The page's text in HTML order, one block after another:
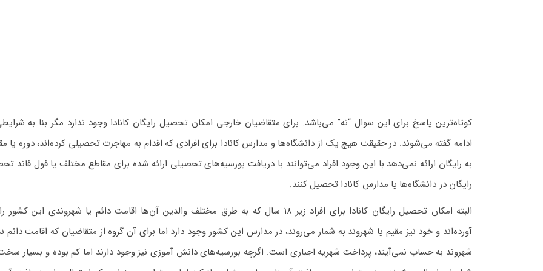
کوتاه‌ترین پاسخ برای این سوال “نه” می‌باشد. برای متقاضیان خارجی امکان تحصیل رایگان کانادا وجود ندارد مگر بنا به
ادامه گفته می‌شوند. در حقیقت هیچ یک از دانشگاه‌ها و مدارس کانادا برای افرادی که اقدام به مهاجرت تحصیلی کرده‌اند، دوره‌ یا
به رایگان ارائه نمی‌دهد با این وجود افراد می‌توانند با دریافت بورسیه‌های تحصیلی ارائه شده برای مقاطع مختلف یا فول فاند
رایگان در دانشگاه‌ها یا مدارس کانادا تحصیل کنند.
البته امکان تحصیل رایگان کانادا برای افراد زیر ۱۸ سال که به طرق مختلف والدین آن‌ها اقامت دائم یا شهروندی این
آورده‌اند و خود نیز مقیم یا شهروند به شمار می‌روند، در مدارس این کشور وجود دارد اما برای آن گروه از متقاضیان که اقامت دائم
شهروند به حساب نمی‌آیند، پرداخت شهریه اجباری است. اگرچه بورسیه‌های دانش آموزی نیز وجود دارند اما کم بوده و بسیار